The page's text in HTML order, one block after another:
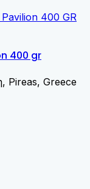
400 gr
Pireas, Greece